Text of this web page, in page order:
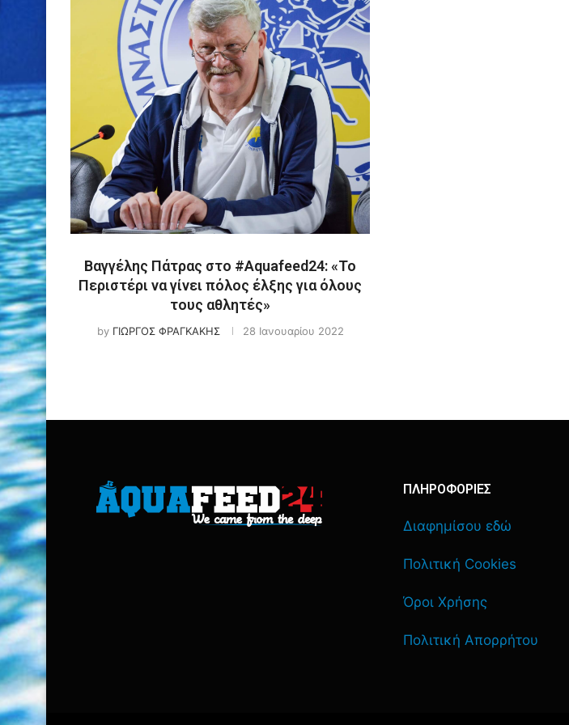
Βαγγέλης Πάτρας στο #Aquafeed24: «Το
Περιστέρι να γίνει πόλος έλξης για όλους
τους αθλητές»
by ΓΙΩΡΓΟΣ ΦΡΑΓΚΑΚΗΣ 28 Ιανουαρίου 2022
ΠΛΗΡΟΦΟΡΙΕΣ
Διαφημίσου εδώ
Πολιτική Cookies
Όροι Χρήσης
Πολιτική Απορρήτου